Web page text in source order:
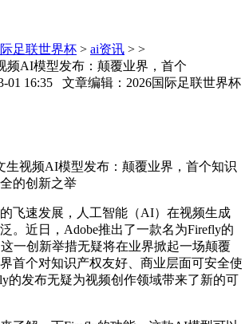
足联世界杯 > ai资讯 > >
频AI模型发布：颠覆业界，首个
01 16:35 文章编辑：2026国际足联世界杯
视频AI模型发布：颠覆业界，首个知识
的创新之举
速发展，人工智能（AI）在视频生成
。近日，Adobe推出了一款名为Firefly的
一创新举措无疑将在业界掀起一场颠覆
首个对知识产权友好、商业层面可安全使
的发布无疑为视频创作领域带来了新的可